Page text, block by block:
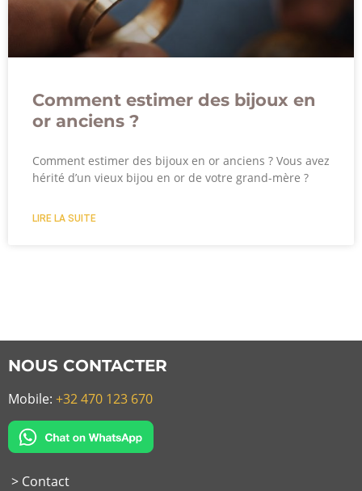
Comment estimer des bijoux en
or anciens ?
Comment estimer des bijoux en or anciens ? Vous avez
hérité d’un vieux bijou en or de votre grand-mère ?
LIRE LA SUITE
NOUS CONTACTER
Mobile: +32 470 123 670
> Contact